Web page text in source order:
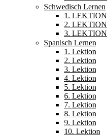
Schwedisch Lernen
1. LEKTION
2. LEKTION
3. LEKTION
Spanisch Lernen
1. Lektion
2. Lektion
3. Lektion
4. Lektion
5. Lektion
6. Lektion
7. Lektion
8. Lektion
9. Lektion
10. Lektion